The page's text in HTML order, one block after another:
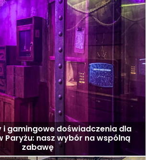
i gamingowe doświadczenia dla
Paryżu: nasz wybór na wspólną
zabawę